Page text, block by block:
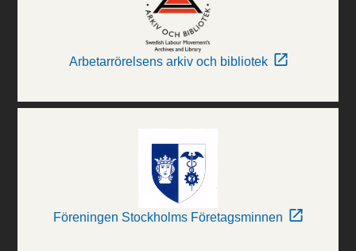
Arbetarrörelsens arkiv och bibliotek
Föreningen Stockholms Företagsminnen